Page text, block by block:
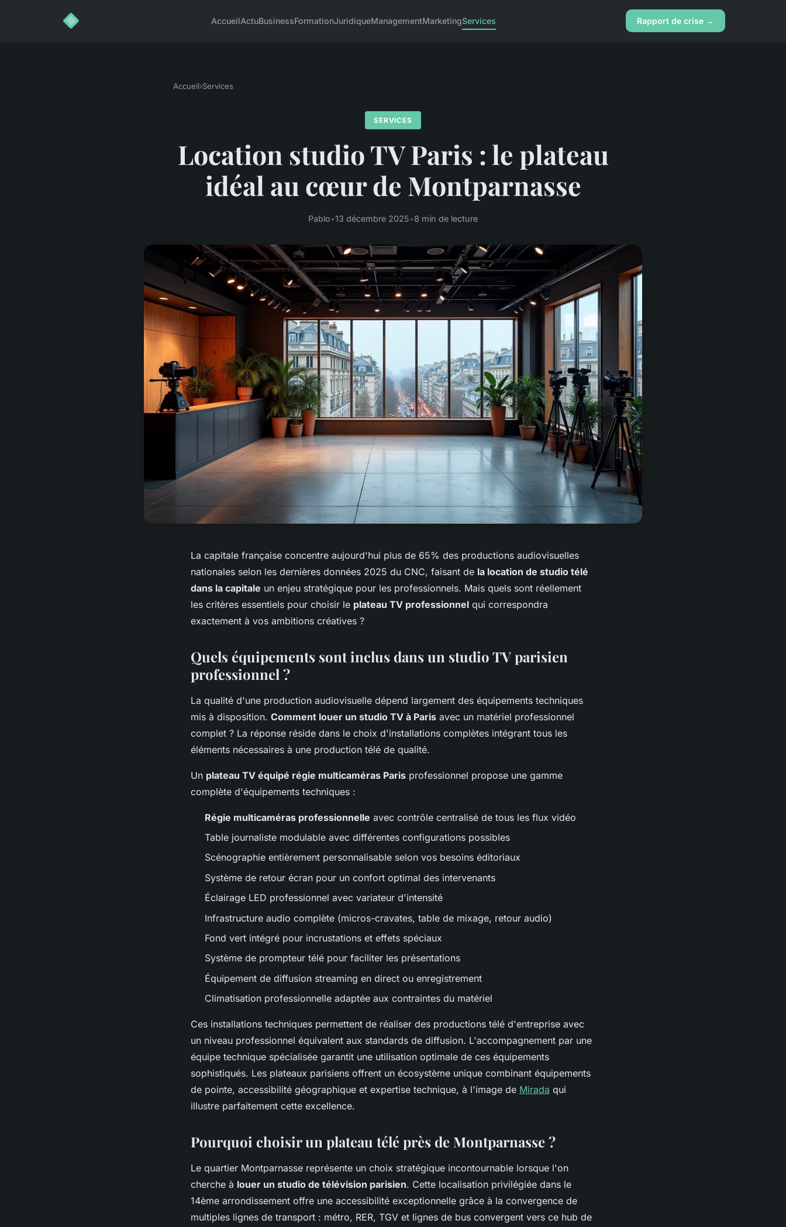
AccueilActuBusinessFormationJuridiqueManagementMarketingServices Rapport de crise →
Accueil›Services
SERVICES
Location studio TV Paris : le plateau
idéal au cœur de Montparnasse
Pablo•13 décembre 2025•8 min de lecture
La capitale française concentre aujourd'hui plus de 65% des productions audiovisuelles
nationales selon les dernières données 2025 du CNC, faisant de la location de studio télé
dans la capitale un enjeu stratégique pour les professionnels. Mais quels sont réellement
les critères essentiels pour choisir le plateau TV professionnel qui correspondra
exactement à vos ambitions créatives ?
Quels équipements sont inclus dans un studio TV parisien
professionnel ?
La qualité d'une production audiovisuelle dépend largement des équipements techniques
mis à disposition. Comment louer un studio TV à Paris avec un matériel professionnel
complet ? La réponse réside dans le choix d'installations complètes intégrant tous les
éléments nécessaires à une production télé de qualité.
Un plateau TV équipé régie multicaméras Paris professionnel propose une gamme
complète d'équipements techniques :
Régie multicaméras professionnelle avec contrôle centralisé de tous les flux vidéo
Table journaliste modulable avec différentes configurations possibles
Scénographie entièrement personnalisable selon vos besoins éditoriaux
Système de retour écran pour un confort optimal des intervenants
Éclairage LED professionnel avec variateur d'intensité
Infrastructure audio complète (micros-cravates, table de mixage, retour audio)
Fond vert intégré pour incrustations et effets spéciaux
Système de prompteur télé pour faciliter les présentations
Équipement de diffusion streaming en direct ou enregistrement
Climatisation professionnelle adaptée aux contraintes du matériel
Ces installations techniques permettent de réaliser des productions télé d'entreprise avec
un niveau professionnel équivalent aux standards de diffusion. L'accompagnement par une
équipe technique spécialisée garantit une utilisation optimale de ces équipements
sophistiqués. Les plateaux parisiens offrent un écosystème unique combinant équipements
de pointe, accessibilité géographique et expertise technique, à l'image de Mirada qui
illustre parfaitement cette excellence.
Pourquoi choisir un plateau télé près de Montparnasse ?
Le quartier Montparnasse représente un choix stratégique incontournable lorsque l'on
cherche à louer un studio de télévision parisien. Cette localisation privilégiée dans le
14ème arrondissement offre une accessibilité exceptionnelle grâce à la convergence de
multiples lignes de transport : métro, RER, TGV et lignes de bus convergent vers ce hub de